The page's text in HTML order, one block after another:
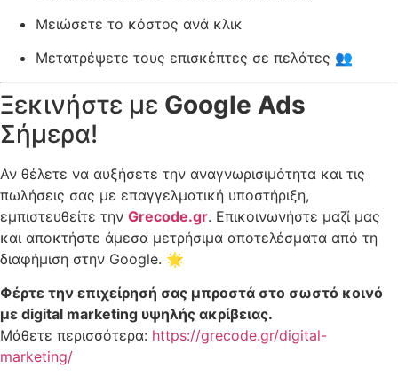
Μειώσετε το κόστος ανά κλικ
Μετατρέψετε τους επισκέπτες σε πελάτες 👥
Ξεκινήστε με Google Ads
Σήμερα!
Αν θέλετε να αυξήσετε την αναγνωρισιμότητα και τις
πωλήσεις σας με επαγγελματική υποστήριξη,
εμπιστευθείτε την Grecode.gr. Επικοινωνήστε μαζί μας
και αποκτήστε άμεσα μετρήσιμα αποτελέσματα από τη
διαφήμιση στην Google. 🌟
Φέρτε την επιχείρησή σας μπροστά στο σωστό κοινό
με digital marketing υψηλής ακρίβειας.
Μάθετε περισσότερα: https://grecode.gr/digital-
marketing/